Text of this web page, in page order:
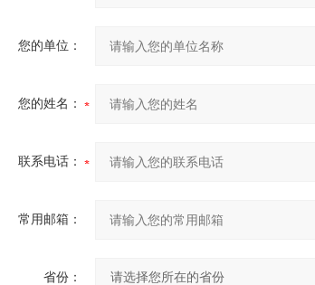
您的单位：
您的姓名：
联系电话：
常用邮箱：
省份：